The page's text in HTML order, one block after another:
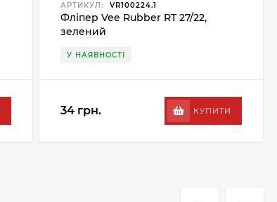
АРТИКУЛ: VR100224.1
Фліпер Vee Rubber RT 27/22,
зелений
У НАЯВНОСТІ
34 грн. КУПИТИ